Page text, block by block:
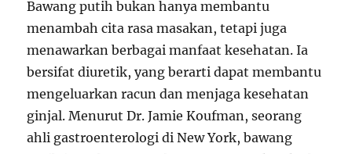
Bawang putih bukan hanya membantu
menambah cita rasa masakan, tetapi juga
menawarkan berbagai manfaat kesehatan. Ia
bersifat diuretik, yang berarti dapat membantu
mengeluarkan racun dan menjaga kesehatan
ginjal. Menurut Dr. Jamie Koufman, seorang
ahli gastroenterologi di New York, bawang